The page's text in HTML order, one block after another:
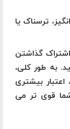
ترسناک یا
گذاشتن
به طور کلی،
بیشتری
قوی تر می